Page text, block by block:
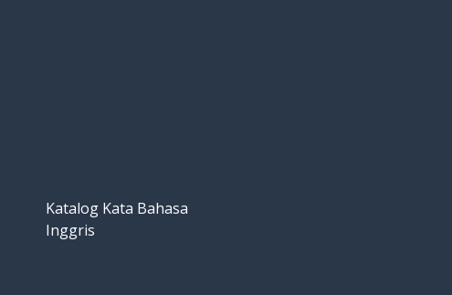
Katalog Kata Bahasa
Inggris